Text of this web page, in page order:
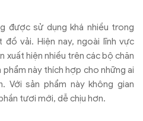
được sử dụng khá nhiều trong
đồ vải. Hiện nay, ngoài lĩnh vực
hiện nhiều trên các bộ chăn
này thích hợp cho những ai
Với sản phẩm này không gian
tươi mới, dễ chịu hơn.